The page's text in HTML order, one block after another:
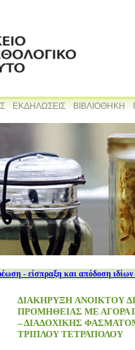
ΕΚΔΗΛΩΣΕΙΣ ΒΙΒΛΙΟΘΗΚΗ
- είσπραξη και απόδοση
ΔΙΑΚΗΡΥΞΗ ANOIKTOY
ΠΡΟΜΗΘΕΙΑΣ ΜΕ ΑΓΟΡΑ
– ΔΙΑΔΟΧΙΚΗΣ
ΤΡΙΠΛΟΥ ΤΕΤΡΑΠΟΛΟΥ